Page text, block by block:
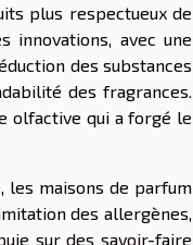
plus respectueux de
innovations, avec une
des substances
des fragrances.
olfactive qui a forgé le
les maisons de parfum
des allergènes,
sur des savoir-faire